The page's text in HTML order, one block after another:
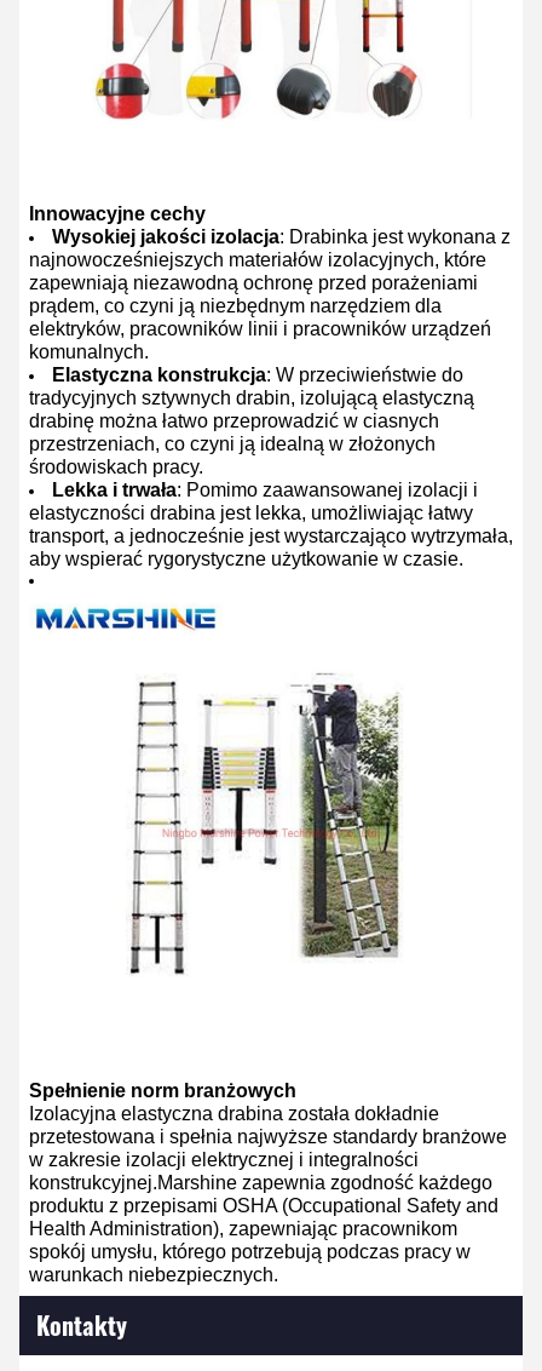
Innowacyjne cechy
Wysokiej jakości izolacja: Drabinka jest wykonana z
najnowocześniejszych materiałów izolacyjnych, które
zapewniają niezawodną ochronę przed porażeniami
prądem, co czyni ją niezbędnym narzędziem dla
elektryków, pracowników linii i pracowników urządzeń
komunalnych.
Elastyczna konstrukcja: W przeciwieństwie do
tradycyjnych sztywnych drabin, izolującą elastyczną
drabinę można łatwo przeprowadzić w ciasnych
przestrzeniach, co czyni ją idealną w złożonych
środowiskach pracy.
Lekka i trwała: Pomimo zaawansowanej izolacji i
elastyczności drabina jest lekka, umożliwiając łatwy
transport, a jednocześnie jest wystarczająco wytrzymała,
aby wspierać rygorystyczne użytkowanie w czasie.
Spełnienie norm branżowych
Izolacyjna elastyczna drabina została dokładnie
przetestowana i spełnia najwyższe standardy branżowe
w zakresie izolacji elektrycznej i integralności
konstrukcyjnej.Marshine zapewnia zgodność każdego
produktu z przepisami OSHA (Occupational Safety and
Health Administration), zapewniając pracownikom
spokój umysłu, którego potrzebują podczas pracy w
warunkach niebezpiecznych.
Kontakty